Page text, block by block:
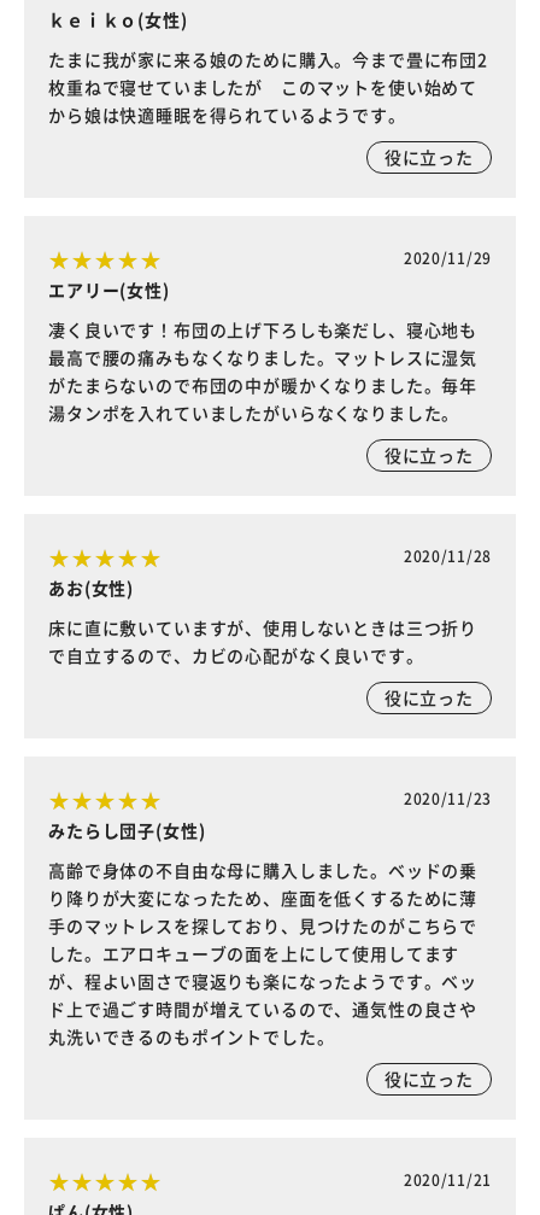
ｋｅｉｋｏ(女性)
たまに我が家に来る娘のために購入。今まで畳に布団2
枚重ねで寝せていましたが このマットを使い始めて
から娘は快適睡眠を得られているようです。
役に立った
2020/11/29
エアリー(女性)
凄く良いです！布団の上げ下ろしも楽だし、寝心地も
最高で腰の痛みもなくなりました。マットレスに湿気
がたまらないので布団の中が暖かくなりました。毎年
湯タンポを入れていましたがいらなくなりました。
役に立った
2020/11/28
あお(女性)
床に直に敷いていますが、使用しないときは三つ折り
で自立するので、カビの心配がなく良いです。
役に立った
2020/11/23
みたらし団子(女性)
高齢で身体の不自由な母に購入しました。ベッドの乗
り降りが大変になったため、座面を低くするために薄
手のマットレスを探しており、見つけたのがこちらで
した。エアロキューブの面を上にして使用してます
が、程よい固さで寝返りも楽になったようです。ベッ
ド上で過ごす時間が増えているので、通気性の良さや
丸洗いできるのもポイントでした。
役に立った
2020/11/21